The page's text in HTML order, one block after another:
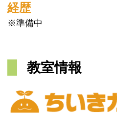
経歴
※準備中
教室情報